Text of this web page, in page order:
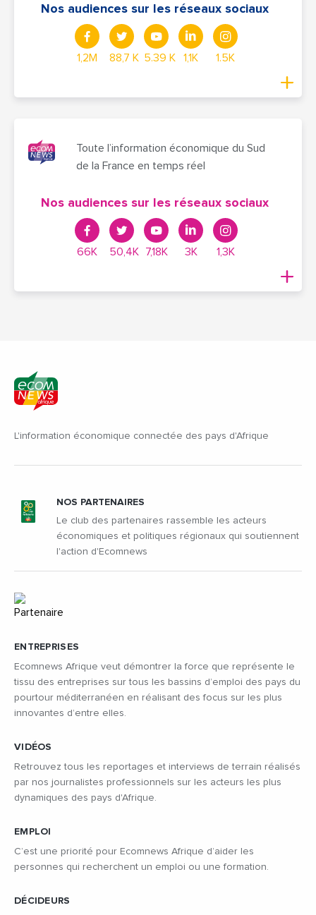
Nos audiences sur les réseaux sociaux
1,2M 88,7 K 5.39 K 1,1K 1.5K
Toute l’information économique du Sud
de la France en temps réel
Nos audiences sur les réseaux sociaux
66K 50,4K 7,18K 3K 1,3K
L'information économique connectée des pays d'Afrique
ENTREPRISES
Ecomnews Afrique veut démontrer la force que représente le
tissu des entreprises sur tous les bassins d’emploi des pays du
pourtour méditerranéen en réalisant des focus sur les plus
innovantes d’entre elles.
VIDÉOS
Retrouvez tous les reportages et interviews de terrain réalisés
par nos journalistes professionnels sur les acteurs les plus
dynamiques des pays d'Afrique.
EMPLOI
C’est une priorité pour Ecomnews Afrique d’aider les
personnes qui recherchent un emploi ou une formation.
DÉCIDEURS
NOS PARTENAIRES
Le club des partenaires rassemble les acteurs
économiques et politiques régionaux qui soutiennent
l'action d'Ecomnews